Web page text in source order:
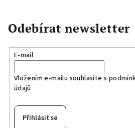
Odebírat newsletter
E-mail
Vložením e-mailu souhlasíte s
údajů
Přihlásit se